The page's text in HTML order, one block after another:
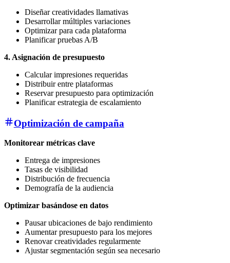
Diseñar creatividades llamativas
Desarrollar múltiples variaciones
Optimizar para cada plataforma
Planificar pruebas A/B
4. Asignación de presupuesto
Calcular impresiones requeridas
Distribuir entre plataformas
Reservar presupuesto para optimización
Planificar estrategia de escalamiento
Optimización de campaña
Monitorear métricas clave
Entrega de impresiones
Tasas de visibilidad
Distribución de frecuencia
Demografía de la audiencia
Optimizar basándose en datos
Pausar ubicaciones de bajo rendimiento
Aumentar presupuesto para los mejores
Renovar creatividades regularmente
Ajustar segmentación según sea necesario